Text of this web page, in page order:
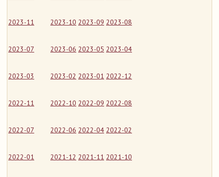
2023-11 2023-10 2023-09 2023-08
2023-07 2023-06 2023-05 2023-04
2023-03 2023-02 2023-01 2022-12
2022-11 2022-10 2022-09 2022-08
2022-07 2022-06 2022-04 2022-02
2022-01 2021-12 2021-11 2021-10